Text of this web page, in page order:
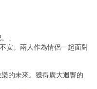
」
安。兩人作為情侶一起面對
的未來。獲得廣大迴響的